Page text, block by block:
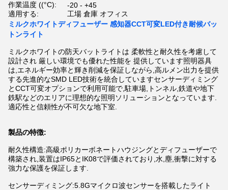
作業温度 ((°C):
-20 - +45
適用する:
工場 倉庫 オフィス
ミルクホワイトディフューザー 感知器CCT可変LED付き耐候バッ
トンライト
ミルクホワイトの防天バットライトは 柔軟性と耐久性を考慮して
設計され 厳しい環境でも優れた性能を 提供しています照明器具
は,エネルギー効率と輝き削減を保証しながら,高ルメン出力を提供
する先進的なSMD LED技術を統合していますセンサーディミング
とCCT可変オプションで利用可能で,駐車場,トンネル,鉄道や地下
鉄駅などのエリアに理想的な照明ソリューションとなっています.
適応性と信頼性が不可欠な地下室.
製品の特徴:
耐久性構造:高級ポリカーボネートハウジングとディフューザーで
構築され,装置はIP65とIK08で評価されており,水,塵,衝撃に対する
強力な保護を保証します.
センサーディミング:5.8Gマイクロ波センサーを搭載したライト